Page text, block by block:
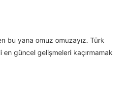
bu yana omuz omuzayız. Türk
güncel gelişmeleri kaçırmamak